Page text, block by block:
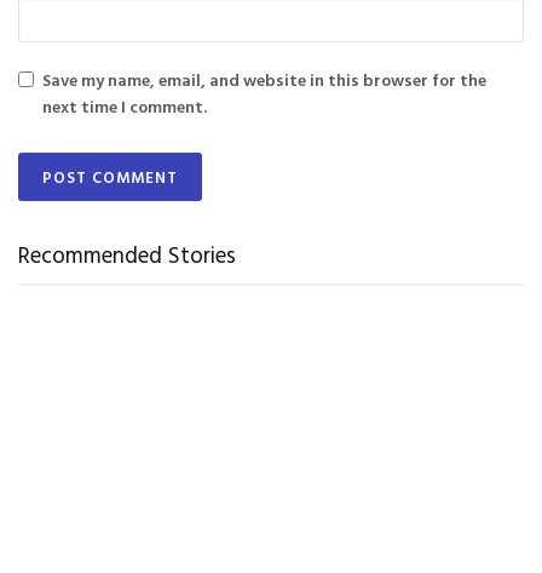
Save my name, email, and website in this browser for the
next time I comment.
Recommended Stories